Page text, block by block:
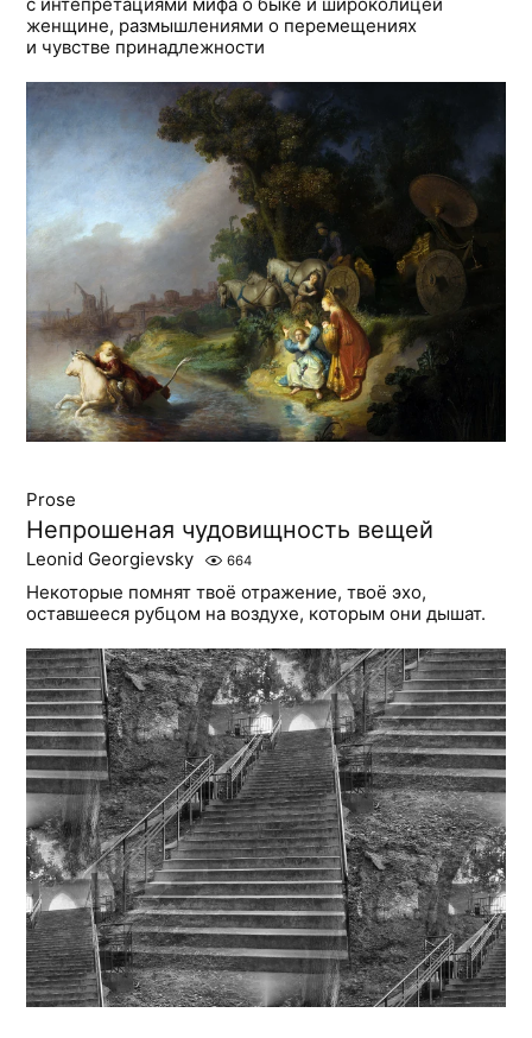
с интепретациями мифа о быке и широколицей
женщине, размышлениями о перемещениях
и чувстве принадлежности
Prose
Непрошеная чудовищность вещей
Leonid Georgievsky 664
Некоторые помнят твоё отражение, твоё эхо,
оставшееся рубцом на воздухе, которым они дышат.